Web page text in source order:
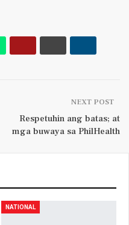
NEXT POST
Respetuhin ang batas; at
mga buwaya sa PhilHealth
NATIONAL